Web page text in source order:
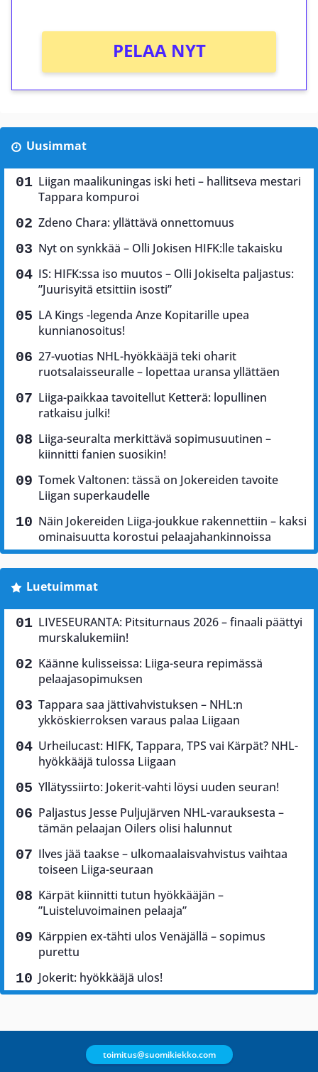
PELAA NYT
Uusimmat
Liigan maalikuningas iski heti – hallitseva mestari
Tappara kompuroi
Zdeno Chara: yllättävä onnettomuus
Nyt on synkkää – Olli Jokisen HIFK:lle takaisku
IS: HIFK:ssa iso muutos – Olli Jokiselta paljastus:
”Juurisyitä etsittiin isosti”
LA Kings -legenda Anze Kopitarille upea
kunnianosoitus!
27-vuotias NHL-hyökkääjä teki oharit
ruotsalaisseuralle – lopettaa uransa yllättäen
Liiga-paikkaa tavoitellut Ketterä: lopullinen
ratkaisu julki!
Liiga-seuralta merkittävä sopimusuutinen –
kiinnitti fanien suosikin!
Tomek Valtonen: tässä on Jokereiden tavoite
Liigan superkaudelle
Näin Jokereiden Liiga-joukkue rakennettiin – kaksi
ominaisuutta korostui pelaajahankinnoissa
Luetuimmat
LIVESEURANTA: Pitsiturnaus 2026 – finaali päättyi
murskalukemiin!
Käänne kulisseissa: Liiga-seura repimässä
pelaajasopimuksen
Tappara saa jättivahvistuksen – NHL:n
ykköskierroksen varaus palaa Liigaan
Urheilucast: HIFK, Tappara, TPS vai Kärpät? NHL-
hyökkääjä tulossa Liigaan
Yllätyssiirto: Jokerit-vahti löysi uuden seuran!
Paljastus Jesse Puljujärven NHL-varauksesta –
tämän pelaajan Oilers olisi halunnut
Ilves jää taakse – ulkomaalaisvahvistus vaihtaa
toiseen Liiga-seuraan
Kärpät kiinnitti tutun hyökkääjän –
”Luisteluvoimainen pelaaja”
Kärppien ex-tähti ulos Venäjällä – sopimus
purettu
Jokerit: hyökkääjä ulos!
toimitus@suomikiekko.com